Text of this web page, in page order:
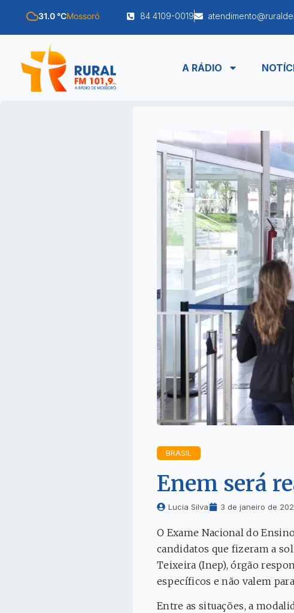
31.0 °CMossoró 84 4109-0019
A RÁDIO
BRASIL
Enem será
Lucia Silva 3 de janeiro de
O Exame Nacional do
candidatos que fizeram a
Teixeira (Inep), órgão
específicos e não valem
Entre as situações, a